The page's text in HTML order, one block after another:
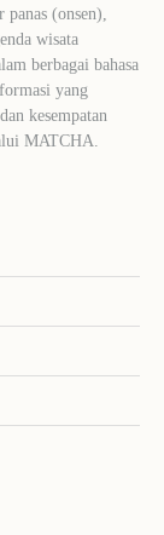
(onsen),
wisata
berbagai bahasa
yang
kesempatan
MATCHA.